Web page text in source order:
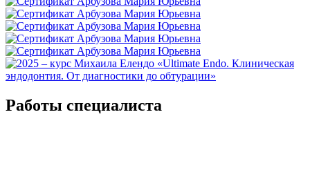
Работы специалиста